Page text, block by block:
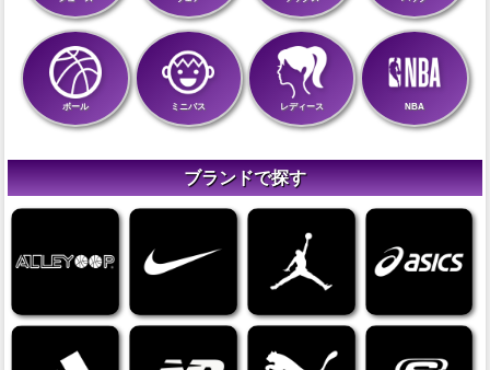
ボール ミニバス レディース NBA
ブランドで探す